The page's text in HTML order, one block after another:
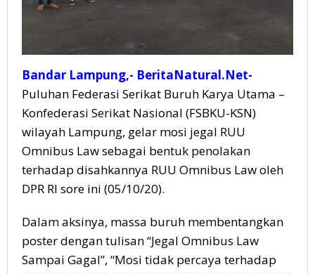
Bandar Lampung,- BeritaNatural.Net-
Puluhan Federasi Serikat Buruh Karya Utama –
Konfederasi Serikat Nasional (FSBKU-KSN)
wilayah Lampung, gelar mosi jegal RUU
Omnibus Law sebagai bentuk penolakan
terhadap disahkannya RUU Omnibus Law oleh
DPR RI sore ini (05/10/20).
Dalam aksinya, massa buruh membentangkan
poster dengan tulisan “Jegal Omnibus Law
Sampai Gagal”, “Mosi tidak percaya terhadap